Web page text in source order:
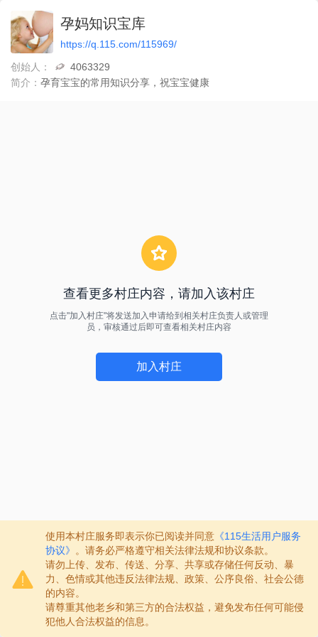
孕妈知识宝库
https://q.115.com/115969/
创始人：
4063329
简介： 孕育宝宝的常用知识分享，祝宝宝健康
查看更多村庄内容，请加入该村庄
点击"加入村庄"将发送加入申请给到相关村庄负责人或管理
员，审核通过后即可查看相关村庄内容
加入村庄
使用本村庄服务即表示你已阅读并同意 《115生活用户服务
协议》
。请务必严格遵守相关法律法规和协议条款。
请勿上传、发布、传送、分享、共享或存储任何反动、暴
力、色情或其他违反法律法规、政策、公序良俗、社会公德
的内容。
请尊重其他老乡和第三方的合法权益，避免发布任何可能侵
犯他人合法权益的信息。